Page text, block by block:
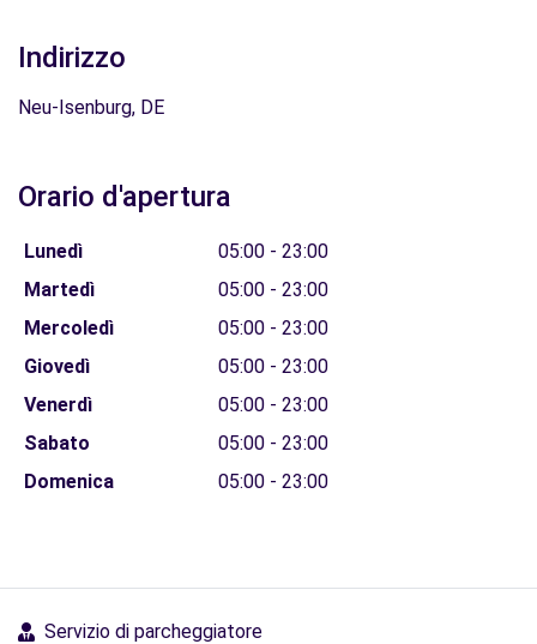
Indirizzo
Neu-Isenburg, DE
Orario d'apertura
Lunedì
05:00 - 23:00
Martedì
05:00 - 23:00
Mercoledì
05:00 - 23:00
Giovedì
05:00 - 23:00
Venerdì
05:00 - 23:00
Sabato
05:00 - 23:00
Domenica
05:00 - 23:00
Servizio di parcheggiatore